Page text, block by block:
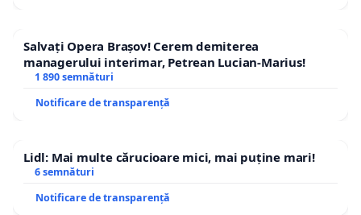
Salvați Opera Brașov! Cerem demiterea
managerului interimar, Petrean Lucian-Marius!
1 890 semnături
Notificare de transparență
Lidl: Mai multe cărucioare mici, mai puține mari!
6 semnături
Notificare de transparență